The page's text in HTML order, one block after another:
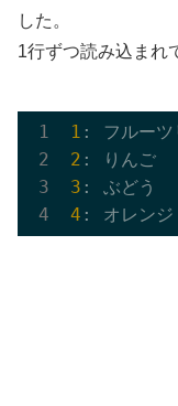
した。
1行ずつ読み込まれ
1
2
3
4